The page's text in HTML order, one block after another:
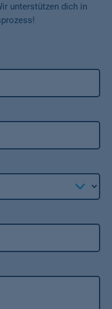
unterstützen dich in